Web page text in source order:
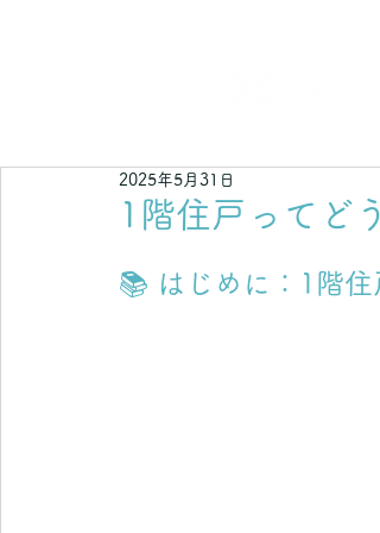
1階住戸ってど
2025年5月31日
📚 はじめに：1階住